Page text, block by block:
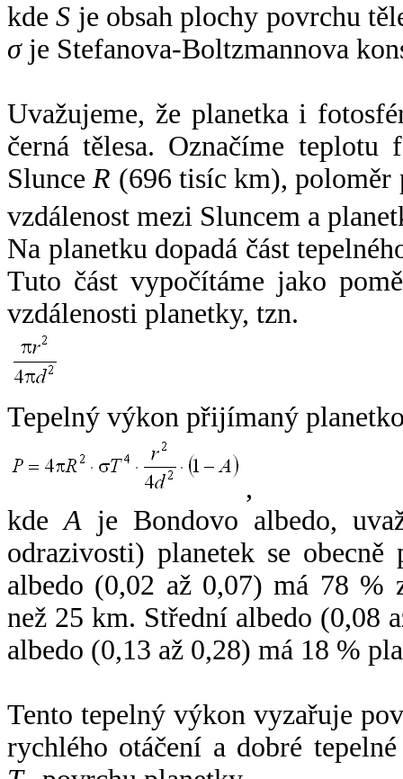
kdeS je obsah plochy povrchu
σje Stefanova-Boltzmannova
Uvažujeme, že planetka i
černá tělesa. Označíme
SlunceR (696 tisíc km),
vzdálenost mezi Sluncem a
Na planetku dopadá část
Tuto část vypočítáme jako
vzdálenosti planetky, tzn.
Tepelný výkon přijímaný
,
kdeA je Bondovo albedo,
odrazivosti) planetek se
albedo (0,02 až 0,07) má 78 %
než 25 km. Střední albedo (0,08
albedo (0,13 až 0,28) má 18 %
Tento tepelný výkon vyzařuje
rychlého otáčení a dobré